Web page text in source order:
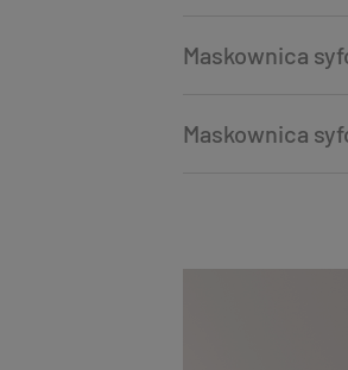
Maskownica
Maskownica